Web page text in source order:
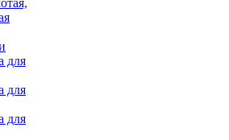
для
для
для